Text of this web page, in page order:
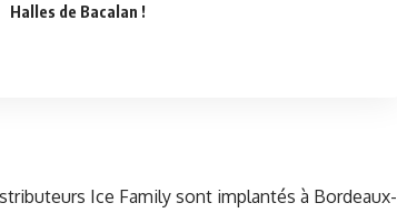
Halles de Bacalan !
Ice Family sont implantés à Bordeaux-